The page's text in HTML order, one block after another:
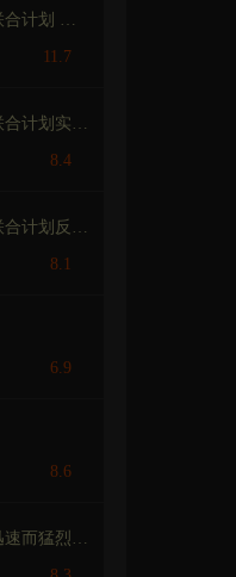
暴力迪吧 联合计划 MPNC C.C.C.模组
11.7
暴力迪吧 联合计划实验体Mod
8.4
暴力迪吧 联合计划反钩战争
8.1
6.9
8.6
暴力迪吧 迅速而猛烈模组 汉化版